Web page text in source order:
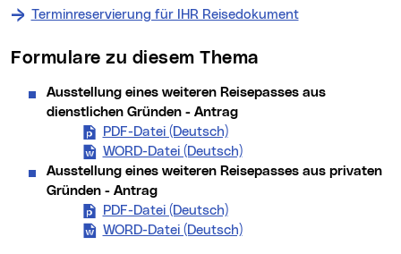
Terminreservierung für IHR Reisedokument
Formulare zu diesem Thema
Ausstellung eines weiteren Reisepasses aus
dienstlichen Gründen - Antrag
PDF-Datei (Deutsch)Ausstellung eines weiteren
WORD-Datei (Deutsch)Ausstellung eines
Ausstellung eines weiteren Reisepasses aus privaten
Gründen - Antrag
PDF-Datei (Deutsch)Ausstellung eines weiteren
WORD-Datei (Deutsch)Ausstellung eines